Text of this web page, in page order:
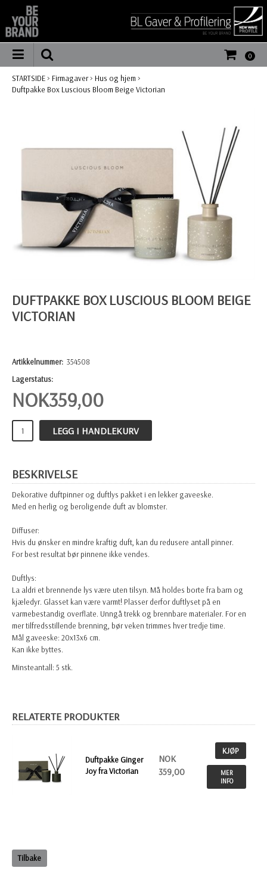
0
STARTSIDE> Firmagaver> Hus og hjem >
Duftpakke Box Luscious Bloom Beige Victorian
DUFTPAKKE BOX LUSCIOUS BLOOM BEIGE
VICTORIAN
Artikkelnummer: 354508
Lagerstatus:
NOK359,00
LEGG I HANDLEKURV
BESKRIVELSE
Dekorative duftpinner og duftlys pakket i en lekker gaveeske.
Med en herlig og beroligende duft av blomster.
Diffuser:
Hvis du ønsker en mindre kraftig duft, kan du redusere antall pinner.
For best resultat bør pinnene ikke vendes.
Duftlys:
La aldri et brennende lys være uten tilsyn. Må holdes borte fra barn og
kjæledyr. Glasset kan være varmt! Plasser derfor duftlyset på en
varmebestandig overflate. Unngå trekk og brennbare materialer. For en
mer tilfredsstillende brenning, bør veken trimmes hver tredje time.
Mål gaveeske: 20x13x6 cm.
Kan ikke byttes.
Minsteantall: 5 stk.
RELATERTE PRODUKTER
Duftpakke Ginger
Joy fra Victorian
NOK
359,00
KJØP
MER
INFO
Tilbake